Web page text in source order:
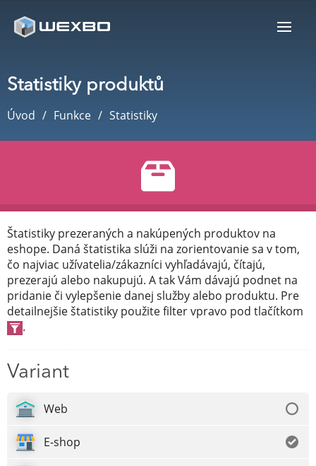
Statistiky produktů
Úvod Funkce Statistiky
Štatistiky prezeraných a nakúpených produktov na
eshope. Daná štatistika slúži na zorientovanie sa v tom,
čo najviac užívatelia/zákazníci vyhľadávajú, čítajú,
prezerajú alebo nakupujú. A tak Vám dávajú podnet na
pridanie či vylepšenie danej služby alebo produktu. Pre
detailnejšie štatistiky použite filter vpravo pod tlačítkom
.
Variant
Web
E-shop